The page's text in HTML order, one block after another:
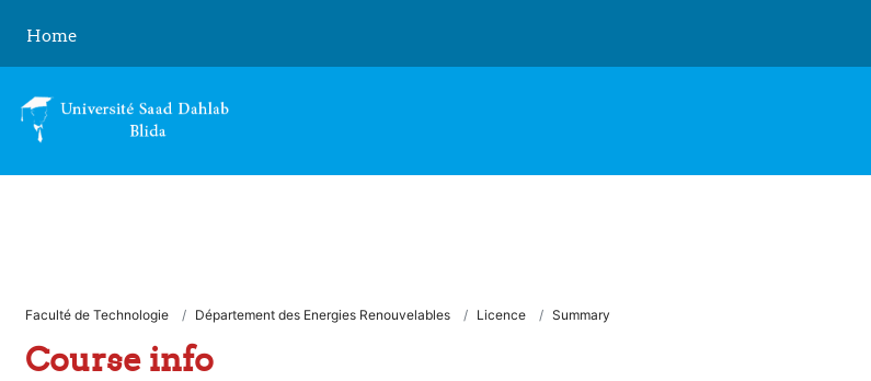
Home
Faculté de Technologie Département des Energies Renouvelables Licence Summary
Course info